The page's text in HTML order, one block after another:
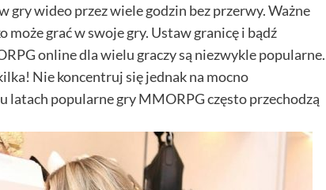
gry wideo przez wiele godzin bez przerwy. Ważne
grać w swoje gry. Ustaw granicę i bądź
online dla wielu graczy są niezwykle popularne.
Nie koncentruj się jednak na mocno
latach popularne gry MMORPG często przechodzą